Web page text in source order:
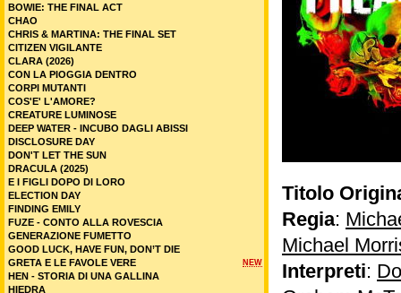
Titolo
Regia:
Michael
Interpreti:
BOWIE: THE FINAL ACT
CHAO
CHRIS & MARTINA: THE FINAL SET
CITIZEN VIGILANTE
CLARA (2026)
CON LA PIOGGIA DENTRO
CORPI MUTANTI
COS'E' L'AMORE?
CREATURE LUMINOSE
DEEP WATER - INCUBO DAGLI ABISSI
DISCLOSURE DAY
DON'T LET THE SUN
DRACULA (2025)
E I FIGLI DOPO DI LORO
ELECTION DAY
FINDING EMILY
FUZE - CONTO ALLA ROVESCIA
GENERAZIONE FUMETTO
GOOD LUCK, HAVE FUN, DON’T DIE
NEW
GRETA E LE FAVOLE VERE
HEN - STORIA DI UNA GALLINA
HIEDRA